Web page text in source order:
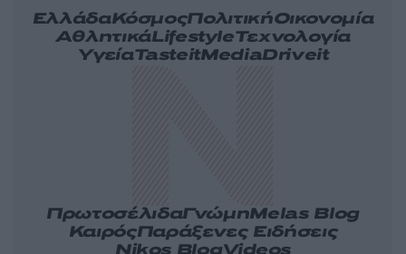
ΕλλάδαΚόσμοςΠολιτικήΟικονομία
ΑθλητικάLifestyleΤεχνολογία
ΥγείαTasteitMediaDriveit
ΠρωτοσέλιδαΓνώμηMelas Blog
ΚαιρόςΠαράξενες Ειδήσεις